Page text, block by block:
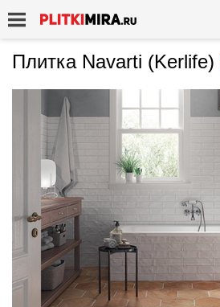
Плитка Navarti (Kerlife)